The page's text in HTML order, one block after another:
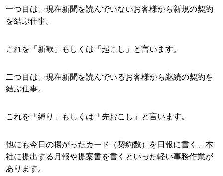
一つ目は、現在新聞を読んでいないお客様から新規の契約
を結ぶ仕事。
これを「新歓」もしくは「起こし」と言います。
二つ目は、現在新聞を読んでいるお客様から継続の契約を
結ぶ仕事。
これを「縛り」もしくは「先おこし」と言います。
他にも今日の揚がったカード（契約数）を日報に書く、本
社に提出する月報や提案書を書くといった軽い事務作業が
あります。